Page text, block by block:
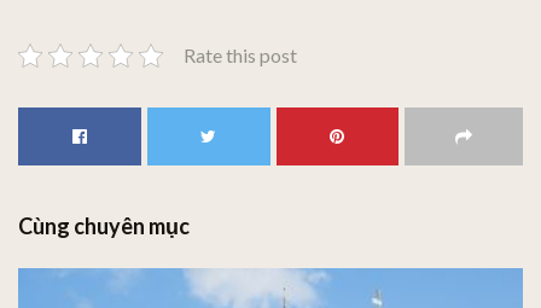
Rate this post
Cùng chuyên mục